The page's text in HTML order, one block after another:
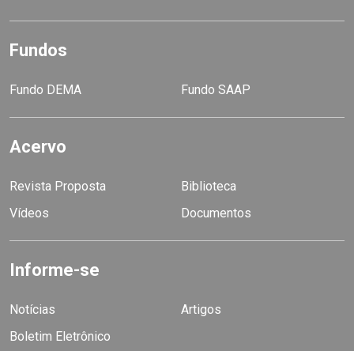
Fundos
Fundo DEMA Fundo SAAP
Acervo
Revista Proposta
Biblioteca
Vídeos
Documentos
Informe-se
Notícias
Artigos
Boletim Eletrônico